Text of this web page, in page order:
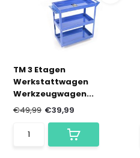
TM 3 Etagen
Werkstattwagen
Werkzeugwagen...
€49,99 €39,99